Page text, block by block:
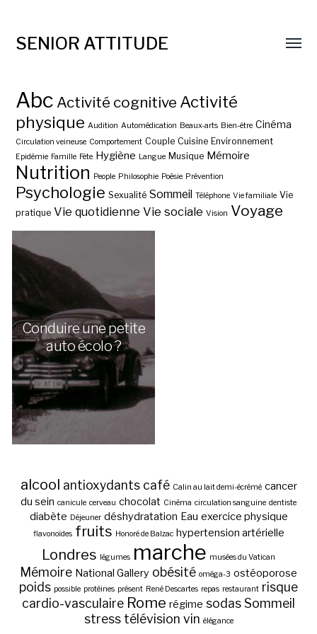
SENIOR ATTITUDE
Abc Activité cognitive Activité
physique Audition Automédication Beaux-arts Bien-être Cinéma
Circulation veineuse Comportement Couple Cuisine Environnement
Epidémie Famille Fête Hygiène Langue Musique Mémoire
Nutrition People Philosophie Poésie Prévention
Psychologie Sexualité Sommeil Téléphone Vie familiale Vie
pratique Vie quotidienne Vie sociale Vision Voyage
Conduire une petite
auto écolo ?
alcool antioxydants café Calin au lait demi-écrémé cancer
du sein canicule cerveau chocolat Cinéma circulation sanguine dentiste
diabète Déjeuner déshydratation Eau exercice physique
flavonoïdes fruits Honoré de Balzac hypertension artérielle
Londres légumes marche musées du Vatican
Mémoire National Gallery obésité oméga-3 ostéoporose
poids possible protéines présent René Descartes repas restaurant risque
cardio-vasculaire Rome régime sodasSommeil
stress télévision vin élégance